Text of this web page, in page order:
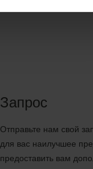
Запрос
Отправьте нам свой
для вас наилучшее
предоставить вам